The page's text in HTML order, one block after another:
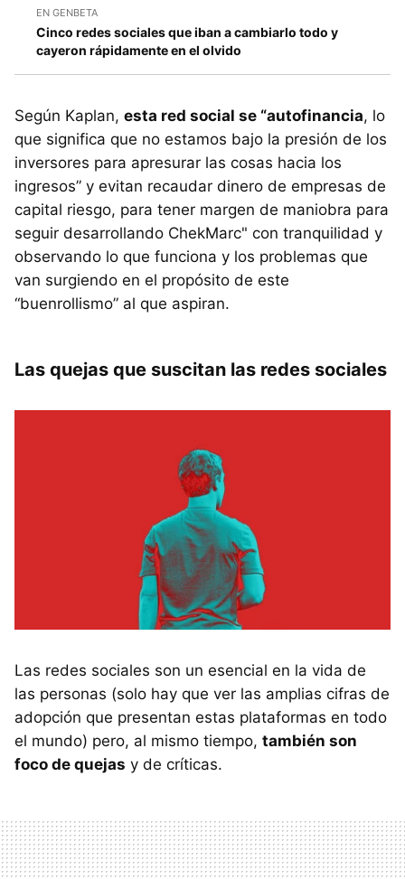
EN GENBETA
Cinco redes sociales que iban a cambiarlo todo y
cayeron rápidamente en el olvido
Según Kaplan, esta red social se “autofinancia, lo
que significa que no estamos bajo la presión de los
inversores para apresurar las cosas hacia los
ingresos” y evitan recaudar dinero de empresas de
capital riesgo, para tener margen de maniobra para
seguir desarrollando ChekMarc" con tranquilidad y
observando lo que funciona y los problemas que
van surgiendo en el propósito de este
“buenrollismo” al que aspiran.
Las quejas que suscitan las redes sociales
Las redes sociales son un esencial en la vida de
las personas (solo hay que ver las amplias cifras de
adopción que presentan estas plataformas en todo
el mundo) pero, al mismo tiempo, también son
foco de quejas y de críticas.